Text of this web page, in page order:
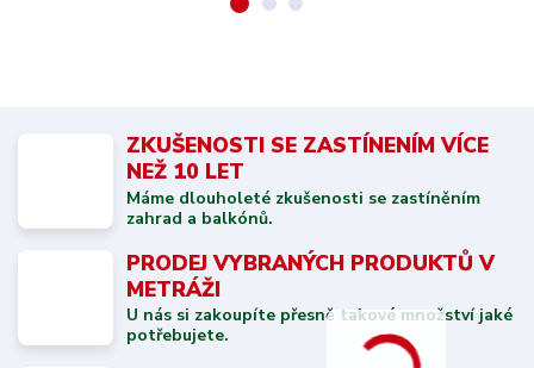
ZKUŠENOSTI SE ZASTÍNENÍM VÍCE
NEŽ 10 LET
Máme dlouholeté zkušenosti se zastíněním
zahrad a balkónů.
PRODEJ VYBRANÝCH PRODUKTŮ V
METRÁŽI
U nás si zakoupíte přesně takové množství jaké
potřebujete.